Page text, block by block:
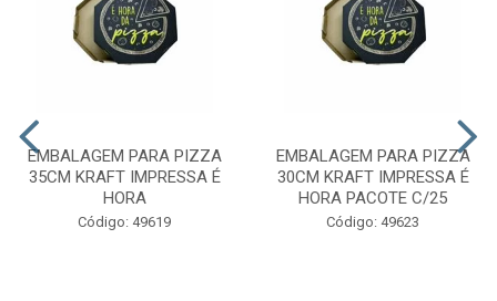
EMBALAGEM PARA PIZZA
35CM KRAFT IMPRESSA É
HORA
Código: 49619
EMBALAGEM PARA PIZZA
30CM KRAFT IMPRESSA É
HORA PACOTE C/25
Código: 49623